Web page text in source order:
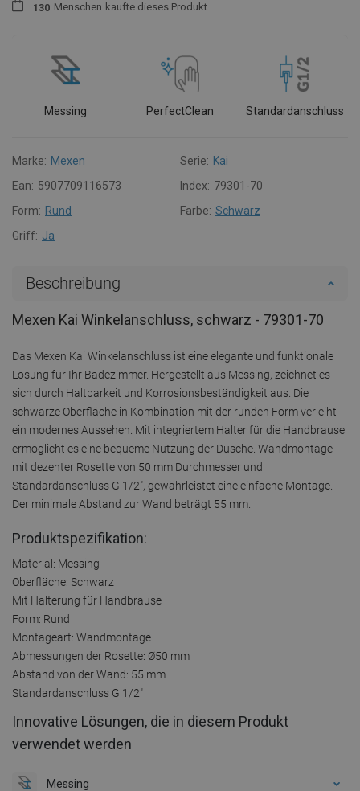
1 30 Menschen kaufte dieses Produkt.
Messing PerfectClean Standardanschluss
Marke: Mexen Serie: Kai
Ean: 5907709116573 Index: 79301-70
Form: Rund Farbe: Schwarz
Griff: Ja
Beschreibung
Mexen Kai Winkelanschluss, schwarz - 79301-70
Das Mexen Kai Winkelanschluss ist eine elegante und funktionale
Lösung für Ihr Badezimmer. Hergestellt aus Messing, zeichnet es
sich durch Haltbarkeit und Korrosionsbeständigkeit aus. Die
schwarze Oberfläche in Kombination mit der runden Form verleiht
ein modernes Aussehen. Mit integriertem Halter für die Handbrause
ermöglicht es eine bequeme Nutzung der Dusche. Wandmontage
mit dezenter Rosette von 50 mm Durchmesser und
Standardanschluss G 1/2", gewährleistet eine einfache Montage.
Der minimale Abstand zur Wand beträgt 55 mm.
Produktspezifikation:
Material: Messing
Oberfläche: Schwarz
Mit Halterung für Handbrause
Form: Rund
Montageart: Wandmontage
Abmessungen der Rosette: Ø50 mm
Abstand von der Wand: 55 mm
Standardanschluss G 1/2"
Innovative Lösungen, die in diesem Produkt
verwendet werden
Messing